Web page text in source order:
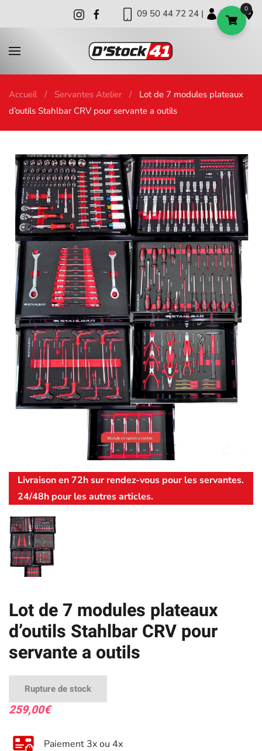
09 50 44 72 24 | | |
Accueil Servantes Atelier
Lot de 7 modules plateaux
d’outils Stahlbar CRV pour servante a outils
Livraison en 72h sur rendez-vous pour les servantes.
24/48h pour les autres articles.
Lot de 7 modules plateaux
d’outils Stahlbar CRV pour
servante a outils
Rupture de stock
259,00€
Paiement 3x ou 4x
0